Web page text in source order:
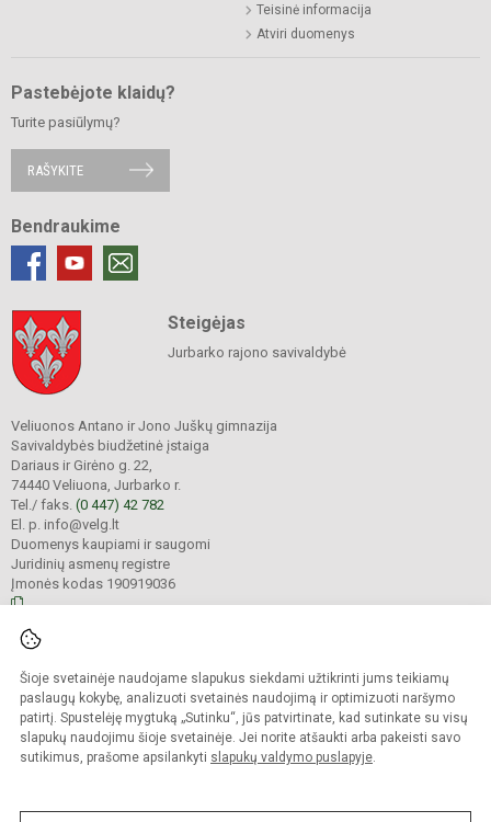
Šioje svetainėje naudojame slapukus siekdami užtikrinti jums teikiamų
paslaugų kokybę, analizuoti svetainės naudojimą ir optimizuoti naršymo
patirtį. Spustelėję mygtuką „Sutinku“, jūs patvirtinate, kad sutinkate su visų
slapukų naudojimu šioje svetainėje. Jei norite atšaukti arba pakeisti savo
sutikimus, prašome apsilankyti slapukų valdymo puslapyje.
Teisinė informacija
Atviri duomenys
Pastebėjote klaidų?
Turite pasiūlymų?
RAŠYKITE
Bendraukime
Steigėjas
Jurbarko rajono savivaldybė
Veliuonos Antano ir Jono Juškų gimnazija
Savivaldybės biudžetinė įstaiga
Dariaus ir Girėno g. 22,
74440 Veliuona, Jurbarko r.
Tel./ faks. (0 447) 42 782
El. p. info@velg.lt
Duomenys kaupiami ir saugomi
Juridinių asmenų registre
Įmonės kodas 190919036
Kopijuoti turinį be raštiško gimnazijos administracijos sutikimo griežtai
draudžiama.
Prieinamumo paraiška Slapukų valdymas
Sumanus būdas atnaujinti